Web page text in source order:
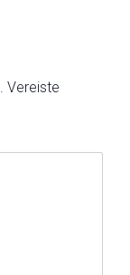
Vereiste